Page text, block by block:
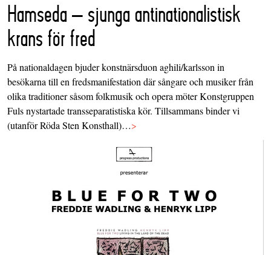
Hamseda – sjunga antinationalistisk
krans för fred
På nationaldagen bjuder konstnärsduon aghili/karlsson in
besökarna till en fredsmanifestation där sångare och musiker från
olika traditioner såsom folkmusik och opera möter Konstgruppen
Fuls nystartade transseparatistiska kör. Tillsammans binder vi
(utanför Röda Sten Konsthall)…>